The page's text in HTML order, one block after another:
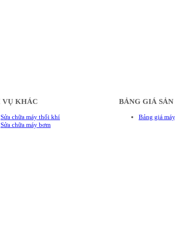
VỤ KHÁC
Sửa chữa máy thổi khí
Sửa chữa máy bơm
BẢNG GIÁ
Bảng giá